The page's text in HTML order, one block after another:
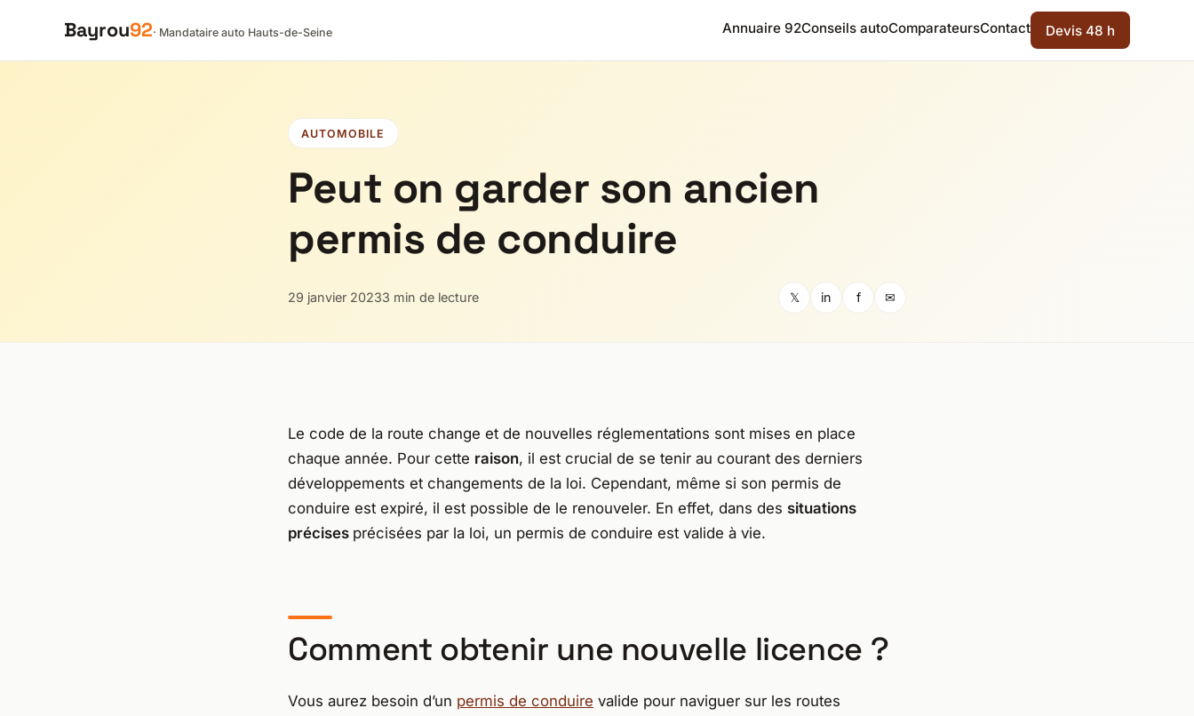
Bayrou92· Mandataire auto Hauts-de-Seine Annuaire 92Conseils autoComparateursContact Devis 48 h
AUTOMOBILE
Peut on garder son ancien
permis de conduire
29 janvier 20233 min de lecture 𝕏 in f ✉
Le code de la route change et de nouvelles réglementations sont mises en place
chaque année. Pour cette raison, il est crucial de se tenir au courant des derniers
développements et changements de la loi. Cependant, même si son permis de
conduire est expiré, il est possible de le renouveler. En effet, dans des situations
précises précisées par la loi, un permis de conduire est valide à vie.
Comment obtenir une nouvelle licence ?
Vous aurez besoin d’un permis de conduire valide pour naviguer sur les routes